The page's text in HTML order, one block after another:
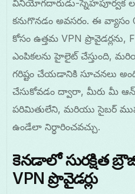
వినియోగదారుడు-స్నేహపూర్వక
కనుగొనడం అవసరం. ఈ వ్యాసం
కోసం ఉత్తమ VPN
ఎంపికలను హైలైట్ చేస్తుంది,
గరిష్టం చేయడానికి సూచనలు
చేసుకోవడం ద్వారా, మీరు మీ
పరిమితులేని, మరియు సైబర్
ఉండేలా నిర్ధారించవచ్చు.
కెనడాలో సురక్షిత
VPN ప్రొవైడర్లు